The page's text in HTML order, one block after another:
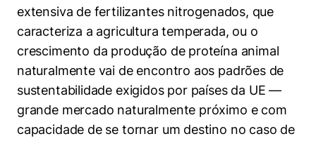
extensiva de fertilizantes nitrogenados, que
caracteriza a agricultura temperada, ou o
crescimento da produção de proteína animal
naturalmente vai de encontro aos padrões de
sustentabilidade exigidos por países da UE —
grande mercado naturalmente próximo e com
capacidade de se tornar um destino no caso de